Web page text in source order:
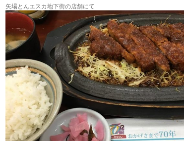
矢場とんエスカ地下街の店舗にて